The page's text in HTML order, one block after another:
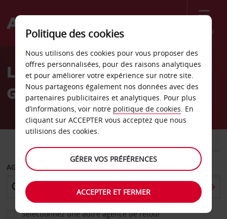
Menu
Welcome
AvisLocation de voiture
Götene - Ville
AGENCE DE DÉPART
Sélectionnez une autre agence de retour
Politique des cookies
Nous utilisons des cookies pour vous proposer des
offres personnalisées, pour des raisons analytiques
et pour améliorer votre expérience sur notre site.
Nous partageons également nos données avec des
partenaires publicitaires et analytiques. Pour plus
d’informations, voir notre politique de cookies. En
cliquant sur ACCEPTER vous acceptez que nous
utilisions des cookies.
GÉRER VOS PRÉFÉRENCES
ACCEPTER ET FERMER